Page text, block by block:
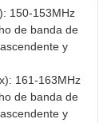
150-153MHz
de banda de
y
161-163MHz
de banda de
y